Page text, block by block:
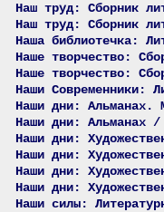
Наш труд: Сборник
Наш труд: Сборник
Наша библиотечка:
Наше творчество:
Наше творчество:
Наши Современники:
Наши дни:
Наши дни: Альманах
Наши дни:
Наши дни:
Наши дни:
Наши дни:
Наши силы: